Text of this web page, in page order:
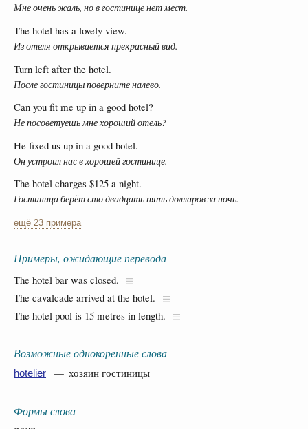
Мне очень жаль, но в гостинице нет мест.
The hotel has a lovely view.
Из отеля открывается прекрасный вид.
Turn left after the hotel.
После гостиницы поверните налево.
Can you fit me up in a good hotel?
Не посоветуешь мне хороший отель?
He fixed us up in a good hotel.
Он устроил нас в хорошей гостинице.
The hotel charges $125 a night.
Гостиница берёт сто двадцать пять долларов за ночь.
ещё 23 примера
Примеры, ожидающие перевода
The hotel bar was closed.
The cavalcade arrived at the hotel.
The hotel pool is 15 metres in length.
Возможные однокоренные слова
hotelier — хозяин гостиницы
Формы слова